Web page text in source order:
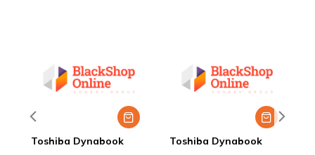
Toshiba Dynabook
Toshiba Dynabook